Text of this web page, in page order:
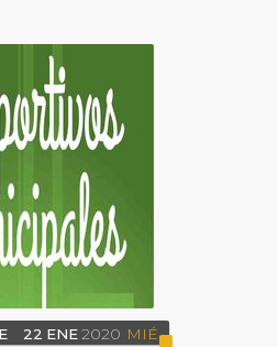
22 ENE2020 MIÉ